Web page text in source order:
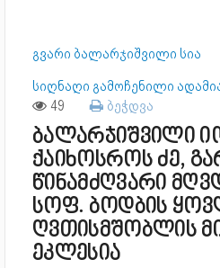
გვარი ბალარჯიშვილი სია
სიღნაღი გამოჩენილი
49 ბეჭდვა
ბალარჯიშვილი
ქაიხოსროს ძე,
წინამძღვარი
სოფ. ბოდბის
ღვთისმშობლის
ეკლესია